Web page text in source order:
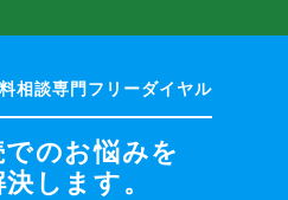
のお悩みを
します。